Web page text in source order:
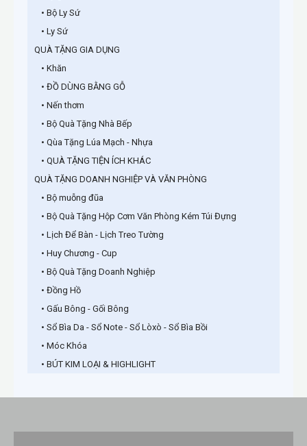
• Bộ Ly Sứ
• Ly Sứ
QUÀ TẶNG GIA DỤNG
• Khăn
• ĐỒ DÙNG BẰNG GỖ
• Nến thơm
• Bộ Quà Tặng Nhà Bếp
• Qùa Tặng Lúa Mạch - Nhựa
• QUÀ TẶNG TIỆN ÍCH KHÁC
QUÀ TẶNG DOANH NGHIỆP VÀ VĂN PHÒNG
• Bộ muỗng đũa
• Bộ Quà Tặng Hộp Cơm Văn Phòng Kém Túi Đựng
• Lịch Để Bàn - Lịch Treo Tường
• Huy Chương - Cup
• Bộ Quà Tặng Doanh Nghiệp
• Đồng Hồ
• Gấu Bông - Gối Bông
• Sổ Bìa Da - Sổ Note - Sổ Lòxò - Sổ Bìa Bồi
• Móc Khóa
• BÚT KIM LOẠI & HIGHLIGHT